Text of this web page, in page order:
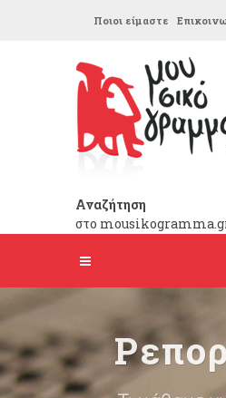
Ποιοι είμαστε
Αναζήτηση
στο